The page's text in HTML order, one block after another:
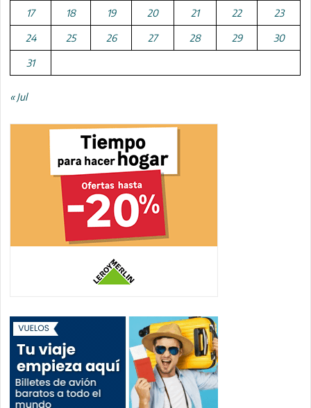
17 18 19 20 21 22 23
24 25 26 27 28 29 30
31
« Jul